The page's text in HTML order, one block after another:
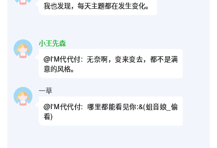
我也发现，每天主题都在发生变化。
小王先森
@I'M代代付: 无奈啊，变来变去，都不是满
意的风格。
一草
@I'M代代付: 哪里都能看见你:&(蛆音娘_偷
看)